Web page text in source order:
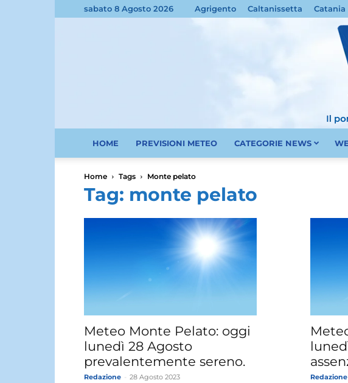
sabato 8 Agosto 2026 Agrigento Caltanissetta Catania
HOME PREVISIONI METEO CATEGORIE NEWS
Home Tags Monte pelato
Tag: monte pelato
Meteo Monte Pelato: oggi
lunedì 28 Agosto
prevalentemente sereno.
Redazione 28 Agosto 2023 Redazione